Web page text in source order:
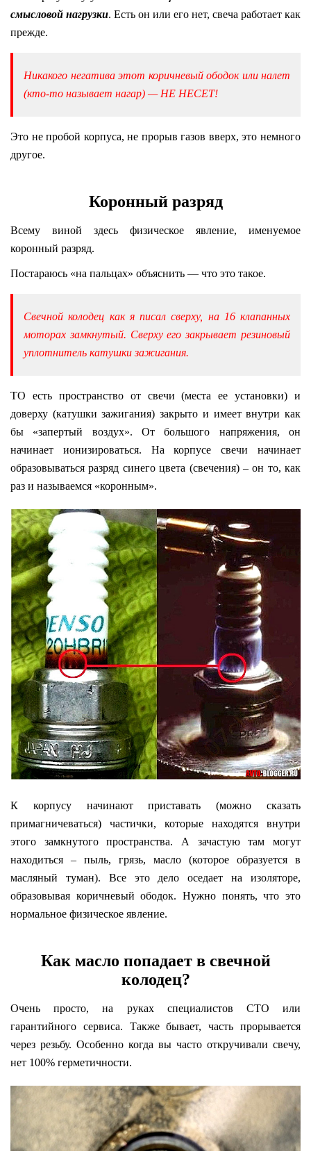
смысловой нагрузки. Есть он или его нет, свеча работает как
прежде.
Никакого негатива этот коричневый ободок или налет
(кто-то называет нагар) — НЕ НЕСЕТ!
Это не пробой корпуса, не прорыв газов вверх, это немного
другое.
Коронный разряд
Всему виной здесь физическое явление, именуемое
коронный разряд.
Постараюсь «на пальцах» объяснить — что это такое.
Свечной колодец как я писал сверху, на 16 клапанных
моторах замкнутый. Сверху его закрывает резиновый
уплотнитель катушки зажигания.
ТО есть пространство от свечи (места ее установки) и
доверху (катушки зажигания) закрыто и имеет внутри как
бы «запертый воздух». От большого напряжения, он
начинает ионизироваться. На корпусе свечи начинает
образовываться разряд синего цвета (свечения) – он то, как
раз и называемся «коронным».
К корпусу начинают приставать (можно сказать
примагничеваться) частички, которые находятся внутри
этого замкнутого пространства. А зачастую там могут
находиться – пыль, грязь, масло (которое образуется в
масляный туман). Все это дело оседает на изоляторе,
образовывая коричневый ободок. Нужно понять, что это
нормальное физическое явление.
Как масло попадает в свечной
колодец?
Очень просто, на руках специалистов СТО или
гарантийного сервиса. Также бывает, часть прорывается
через резьбу. Особенно когда вы часто откручивали свечу,
нет 100% герметичности.